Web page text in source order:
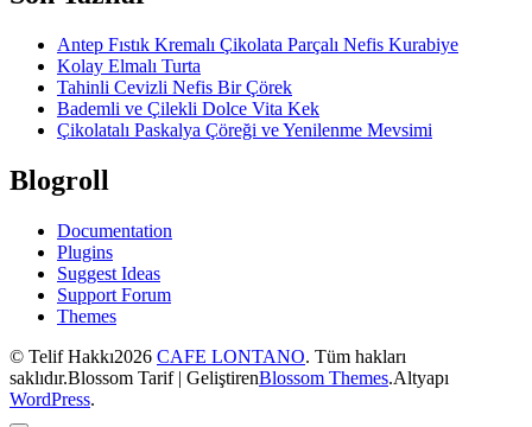
Antep Fıstık Kremalı Çikolata Parçalı Nefis Kurabiye
Kolay Elmalı Turta
Tahinli Cevizli Nefis Bir Çörek
Bademli ve Çilekli Dolce Vita Kek
Çikolatalı Paskalya Çöreği ve Yenilenme Mevsimi
Blogroll
Documentation
Plugins
Suggest Ideas
Support Forum
Themes
© Telif Hakkı2026 CAFE LONTANO. Tüm hakları
saklıdır.Blossom Tarif | GeliştirenBlossom Themes.Altyapı
WordPress.